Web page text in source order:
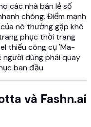
các nhà bán lẻ số
chóng. Điểm mạnh
nó thường gặp khó
phục thời trang
thiếu công cụ 'Ma-
dùng phải quay
ban đầu.
và Fashn.ai